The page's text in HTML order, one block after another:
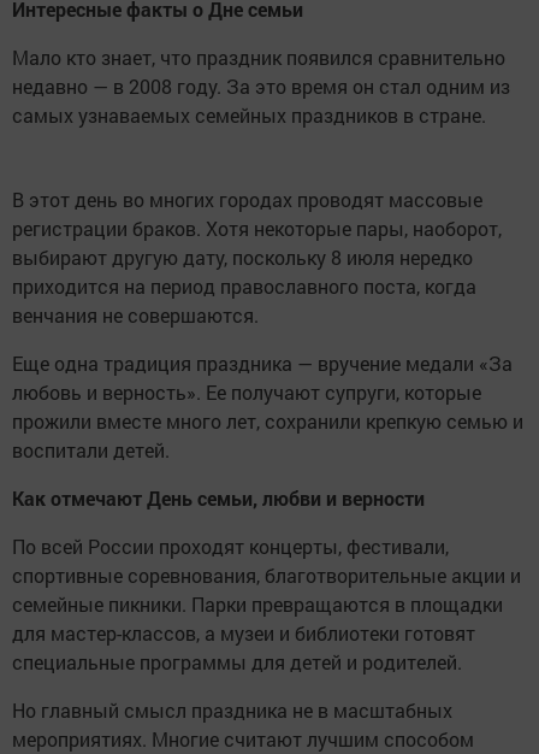
Интересные факты о Дне семьи
Мало кто знает, что праздник появился сравнительно
недавно — в 2008 году. За это время он стал одним из
самых узнаваемых семейных праздников в стране.
В этот день во многих городах проводят массовые
регистрации браков. Хотя некоторые пары, наоборот,
выбирают другую дату, поскольку 8 июля нередко
приходится на период православного поста, когда
венчания не совершаются.
Еще одна традиция праздника — вручение медали «За
любовь и верность». Ее получают супруги, которые
прожили вместе много лет, сохранили крепкую семью и
воспитали детей.
Как отмечают День семьи, любви и верности
По всей России проходят концерты, фестивали,
спортивные соревнования, благотворительные акции и
семейные пикники. Парки превращаются в площадки
для мастер-классов, а музеи и библиотеки готовят
специальные программы для детей и родителей.
Но главный смысл праздника не в масштабных
мероприятиях. Многие считают лучшим способом